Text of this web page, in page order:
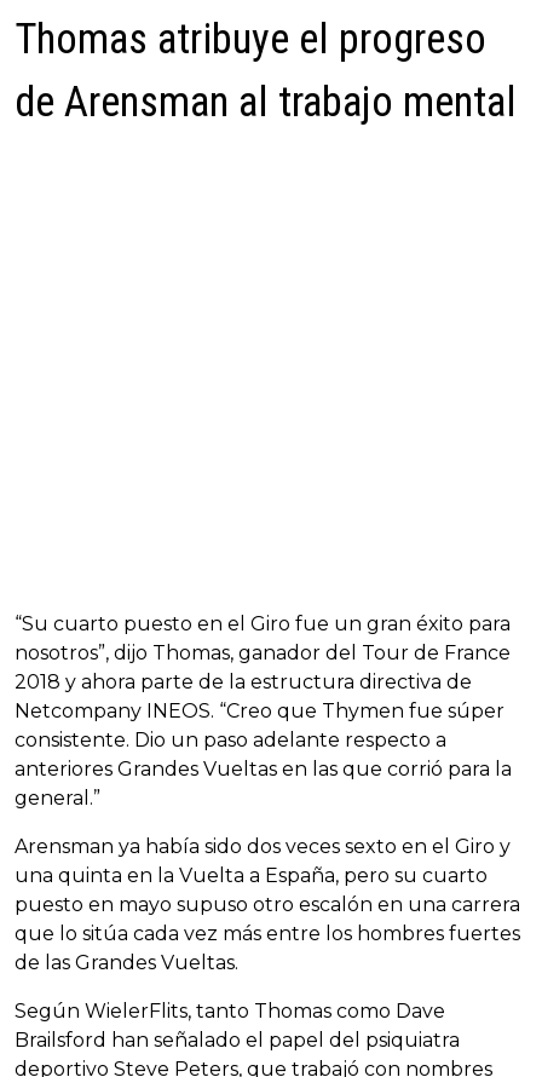
Thomas atribuye el progreso
de Arensman al trabajo mental
“Su cuarto puesto en el Giro fue un gran éxito para
nosotros”, dijo Thomas, ganador del Tour de France
2018 y ahora parte de la estructura directiva de
Netcompany INEOS. “Creo que Thymen fue súper
consistente. Dio un paso adelante respecto a
anteriores Grandes Vueltas en las que corrió para la
general.”
Arensman ya había sido dos veces sexto en el Giro y
una quinta en la Vuelta a España, pero su cuarto
puesto en mayo supuso otro escalón en una carrera
que lo sitúa cada vez más entre los hombres fuertes
de las Grandes Vueltas.
Según WielerFlits, tanto Thomas como Dave
Brailsford han señalado el papel del psiquiatra
deportivo Steve Peters, que trabajó con nombres